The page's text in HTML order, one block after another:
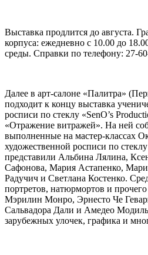
Выставка продлится до августа.
корпуса: ежедневно с 10.00 до
среды. Справки по телефону: 27-
Далее в арт-салоне «Палитра»
подходит к концу выставка
росписи по стеклу «SenO’s
«Отражение витражей». На ней
выполненные на мастер-классах
художественной росписи по
представили Альбина Лялина,
Сафонова, Мария Астапенко,
Радучич и Светлана Костенко.
портретов, натюрмортов и
Мэрилин Монро, Эрнесто Че
Сальвадора Дали и Амедео
зарубежных улочек, графика и